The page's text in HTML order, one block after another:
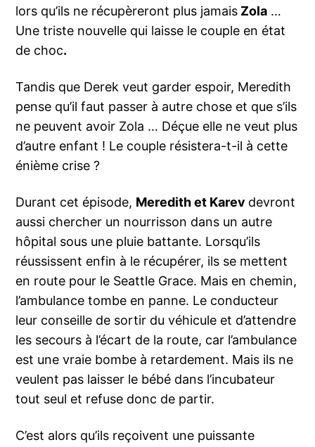
lors qu’ils ne récupèreront plus jamais Zola …
Une triste nouvelle qui laisse le couple en état
de choc.
Tandis que Derek veut garder espoir, Meredith
pense qu’il faut passer à autre chose et que s’ils
ne peuvent avoir Zola … Déçue elle ne veut plus
d’autre enfant ! Le couple résistera-t-il à cette
énième crise ?
Durant cet épisode, Meredith et Karev devront
aussi chercher un nourrisson dans un autre
hôpital sous une pluie battante. Lorsqu’ils
réussissent enfin à le récupérer, ils se mettent
en route pour le Seattle Grace. Mais en chemin,
l’ambulance tombe en panne. Le conducteur
leur conseille de sortir du véhicule et d’attendre
les secours à l’écart de la route, car l’ambulance
est une vraie bombe à retardement. Mais ils ne
veulent pas laisser le bébé dans l’incubateur
tout seul et refuse donc de partir.
C’est alors qu’ils reçoivent une puissante